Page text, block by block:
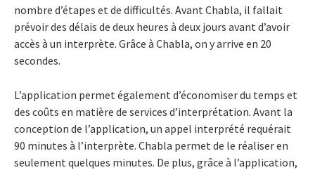
nombre d’étapes et de difficultés. Avant Chabla, il fallait
prévoir des délais de deux heures à deux jours avant d’avoir
accès à un interprète. Grâce à Chabla, on y arrive en 20
secondes.
L’application permet également d’économiser du temps et
des coûts en matière de services d’interprétation. Avant la
conception de l’application, un appel interprété requérait
90 minutes à l’interprète. Chabla permet de le réaliser en
seulement quelques minutes. De plus, grâce à l’application,